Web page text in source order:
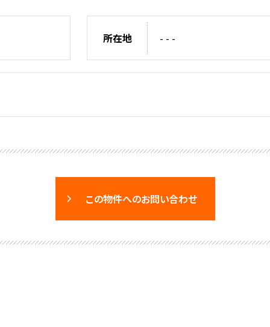
所在地 - - -
この物件へのお問い合わせ